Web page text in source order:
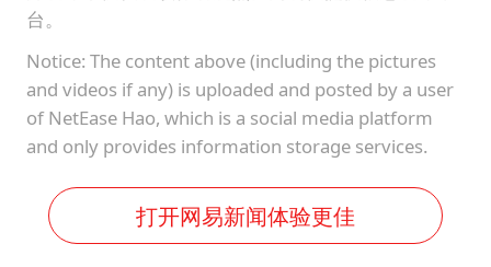
台。
Notice: The content above (including the pictures
and videos if any) is uploaded and posted by a user
of NetEase Hao, which is a social media platform
and only provides information storage services.
打开网易新闻体验更佳